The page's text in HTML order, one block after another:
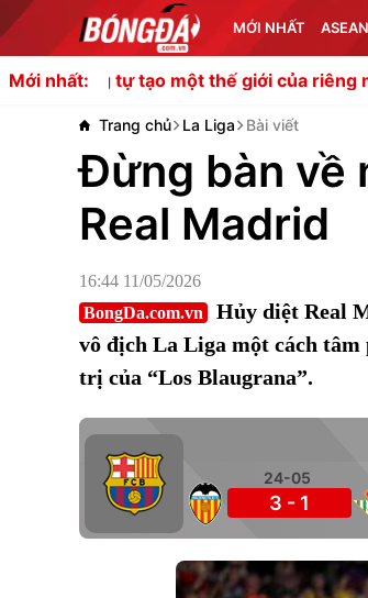
MỚI NHẤT
Mới nhất:
tạo một thế giới của riêng mình Phân
Trang chủ La Liga Bài viết
Đừng bàn về
Real Madrid
16:44 11/05/2026
BongDa.com.vn
Hủy diệt Real
vô địch La Liga một cách
trị của “Los Blaugrana”.
24-05
3 - 1